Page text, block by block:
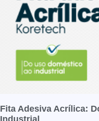
Fita Adesiva Acrílica: